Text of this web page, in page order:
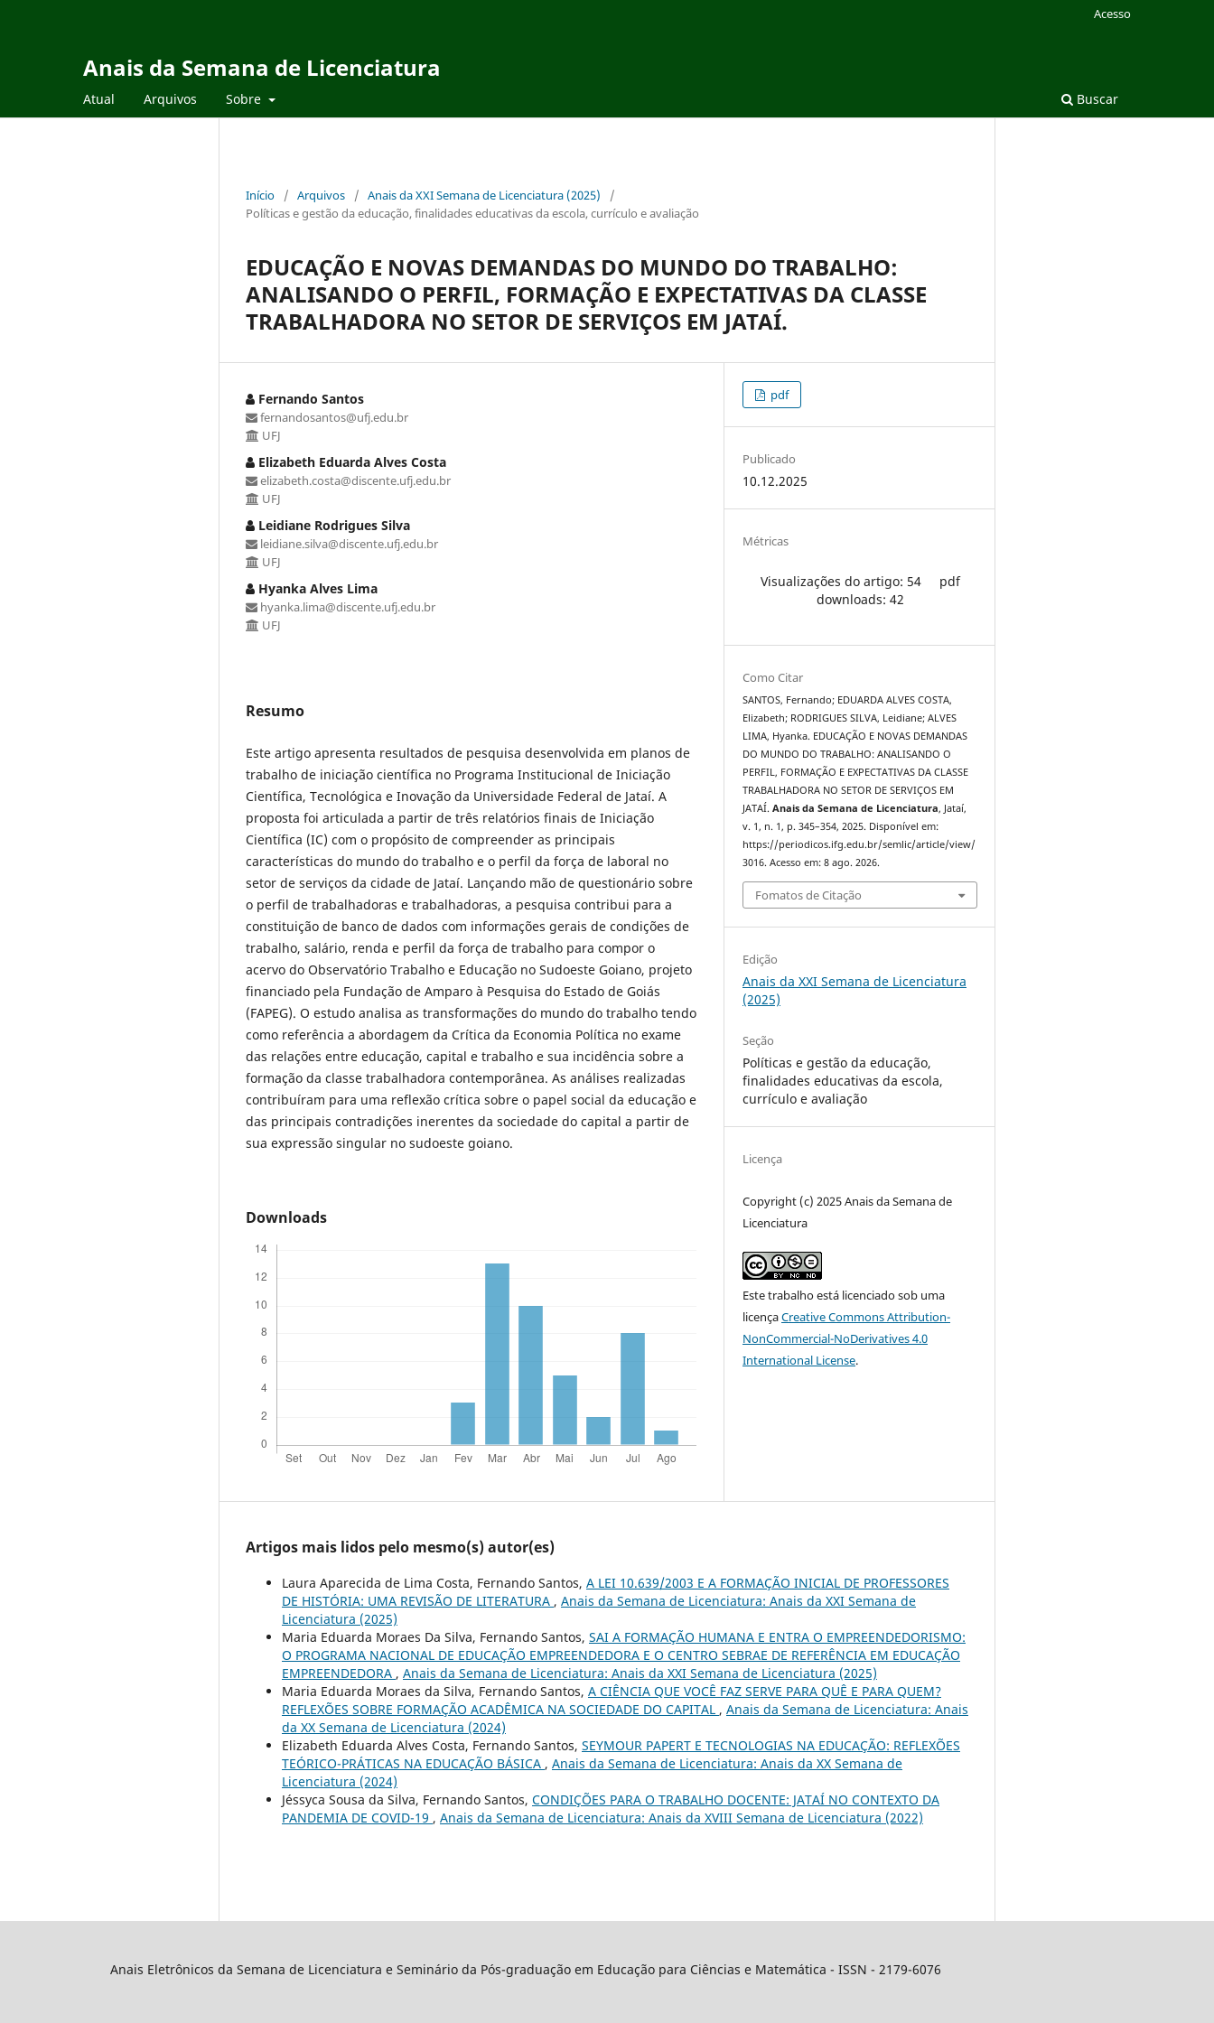
Anais da Semana de Licenciatura
Atual Arquivos Sobre Buscar
Acesso
Início / Arquivos / Anais da XXI Semana de Licenciatura (2025)
/
Políticas e gestão da educação, finalidades educativas da escola, currículo e avaliação
EDUCAÇÃO E NOVAS DEMANDAS DO MUNDO DO TRABALHO:
ANALISANDO O PERFIL, FORMAÇÃO E EXPECTATIVAS DA CLASSE
TRABALHADORA NO SETOR DE SERVIÇOS EM JATAÍ.
Fernando Santos
fernandosantos@ufj.edu.br
UFJ
Elizabeth Eduarda Alves Costa
elizabeth.costa@discente.ufj.edu.br
UFJ
Leidiane Rodrigues Silva
leidiane.silva@discente.ufj.edu.br
UFJ
Hyanka Alves Lima
hyanka.lima@discente.ufj.edu.br
UFJ
Resumo
Este artigo apresenta resultados de pesquisa desenvolvida em planos de
trabalho de iniciação científica no Programa Institucional de Iniciação
Científica, Tecnológica e Inovação da Universidade Federal de Jataí. A
proposta foi articulada a partir de três relatórios finais de Iniciação
Científica (IC) com o propósito de compreender as principais
características do mundo do trabalho e o perfil da força de laboral no
setor de serviços da cidade de Jataí. Lançando mão de questionário sobre
o perfil de trabalhadoras e trabalhadoras, a pesquisa contribui para a
constituição de banco de dados com informações gerais de condições de
trabalho, salário, renda e perfil da força de trabalho para compor o
acervo do Observatório Trabalho e Educação no Sudoeste Goiano, projeto
financiado pela Fundação de Amparo à Pesquisa do Estado de Goiás
(FAPEG). O estudo analisa as transformações do mundo do trabalho tendo
como referência a abordagem da Crítica da Economia Política no exame
das relações entre educação, capital e trabalho e sua incidência sobre a
formação da classe trabalhadora contemporânea. As análises realizadas
contribuíram para uma reflexão crítica sobre o papel social da educação e
das principais contradições inerentes da sociedade do capital a partir de
sua expressão singular no sudoeste goiano.
Downloads
pdf
Publicado
10.12.2025
Métricas
Visualizações do artigo: 54
pdf
downloads: 42
Como Citar
SANTOS, Fernando; EDUARDA ALVES COSTA,
Elizabeth; RODRIGUES SILVA, Leidiane; ALVES
LIMA, Hyanka. EDUCAÇÃO E NOVAS DEMANDAS
DO MUNDO DO TRABALHO: ANALISANDO O
PERFIL, FORMAÇÃO E EXPECTATIVAS DA CLASSE
TRABALHADORA NO SETOR DE SERVIÇOS EM
JATAÍ.Anais da Semana de Licenciatura, Jataí,
v. 1, n. 1, p. 345–354, 2025. Disponível em:
https://periodicos.ifg.edu.br/semlic/article/view/
3016. Acesso em: 8 ago. 2026.
Fomatos de Citação
Edição
Anais da XXI Semana de Licenciatura
(2025)
Seção
Políticas e gestão da educação,
finalidades educativas da escola,
currículo e avaliação
Licença
Copyright (c) 2025 Anais da Semana de
Licenciatura
Este trabalho está licenciado sob uma
licençaCreative Commons Attribution-
NonCommercial-NoDerivatives 4.0
International License.
Artigos mais lidos pelo mesmo(s) autor(es)
Laura Aparecida de Lima Costa, Fernando Santos, A LEI 10.639/2003 E A FORMAÇÃO INICIAL DE PROFESSORES
DE HISTÓRIA: UMA REVISÃO DE LITERATURA , Anais da Semana de Licenciatura: Anais da XXI Semana de
Licenciatura (2025)
Maria Eduarda Moraes Da Silva, Fernando Santos, SAI A FORMAÇÃO HUMANA E ENTRA O EMPREENDEDORISMO:
O PROGRAMA NACIONAL DE EDUCAÇÃO EMPREENDEDORA E O CENTRO SEBRAE DE REFERÊNCIA EM EDUCAÇÃO
EMPREENDEDORA , Anais da Semana de Licenciatura: Anais da XXI Semana de Licenciatura (2025)
Maria Eduarda Moraes da Silva, Fernando Santos, A CIÊNCIA QUE VOCÊ FAZ SERVE PARA QUÊ E PARA QUEM?
REFLEXÕES SOBRE FORMAÇÃO ACADÊMICA NA SOCIEDADE DO CAPITAL , Anais da Semana de Licenciatura: Anais
da XX Semana de Licenciatura (2024)
Elizabeth Eduarda Alves Costa, Fernando Santos, SEYMOUR PAPERT E TECNOLOGIAS NA EDUCAÇÃO: REFLEXÕES
TEÓRICO-PRÁTICAS NA EDUCAÇÃO BÁSICA , Anais da Semana de Licenciatura: Anais da XX Semana de
Licenciatura (2024)
Jéssyca Sousa da Silva, Fernando Santos, CONDIÇÕES PARA O TRABALHO DOCENTE: JATAÍ NO CONTEXTO DA
PANDEMIA DE COVID-19 , Anais da Semana de Licenciatura: Anais da XVIII Semana de Licenciatura (2022)
Anais Eletrônicos da Semana de Licenciatura e Seminário da Pós-graduação em Educação para Ciências e Matemática - ISSN - 2179-6076